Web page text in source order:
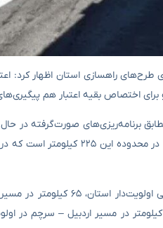
اجرای طرح‌های راهسازی استان اظهار
برنامه‌ریزی‌های صورت‌گرفته در
اولویت فعلی استان احداث ۲۲۵ کیلومتر
اردبیل – مشگین‌شهر، سه کیلومتر تونل حیران و راه‌های دسترسی و حدود ۷۰